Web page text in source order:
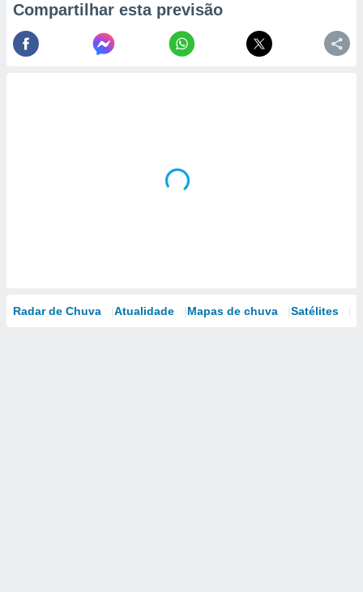
Compartilhar esta previsão
Radar de Chuva Atualidade Mapas de chuva Satélites